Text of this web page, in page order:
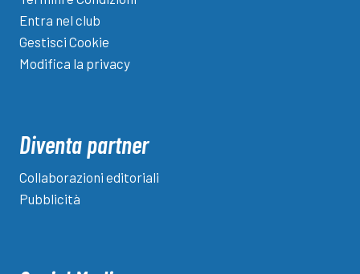
Entra nel club
Gestisci Cookie
Modifica la privacy
Diventa partner
Collaborazioni editoriali
Pubblicità